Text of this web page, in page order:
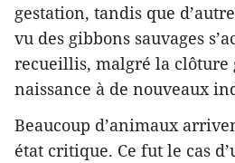
gestation, tandis que
vu des gibbons sauvages
recueillis, malgré la
naissance à de nouveaux
Beaucoup d’animaux
état critique. Ce fut le cas